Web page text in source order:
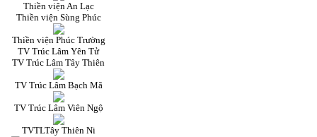
Thiền viện An Lạc
Thiền viện Sùng Phúc
Thiền viện Phúc Trường
TV Trúc Lâm Yên Tử
TV Trúc Lâm Tây Thiên
TV Trúc Lâm Bạch Mã
TV Trúc Lâm Viên Ngộ
TVTLTây Thiên Ni